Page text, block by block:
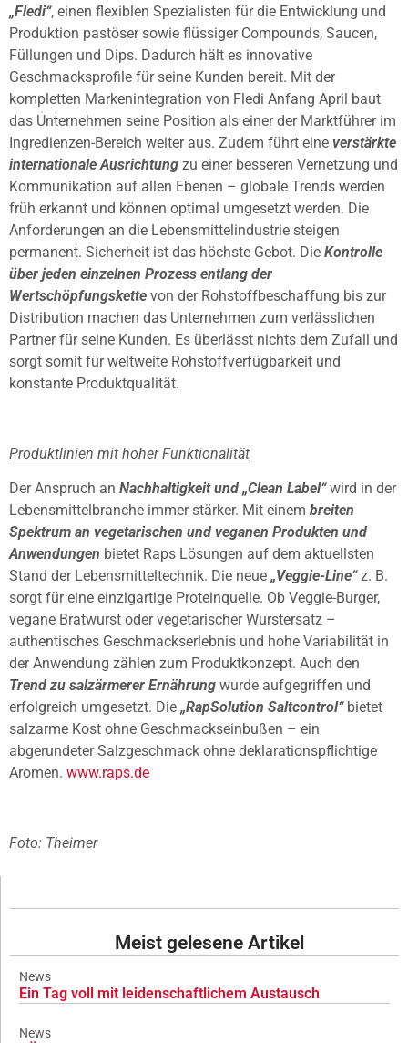
„Fledi“, einen flexiblen Spezialisten für die Entwicklung und
Produktion pastöser sowie flüssiger Compounds, Saucen,
Füllungen und Dips. Dadurch hält es innovative
Geschmacksprofile für seine Kunden bereit. Mit der
kompletten Markenintegration von Fledi Anfang April baut
das Unternehmen seine Position als einer der Marktführer im
Ingredienzen-Bereich weiter aus. Zudem führt eine verstärkte
internationale Ausrichtung zu einer besseren Vernetzung und
Kommunikation auf allen Ebenen – globale Trends werden
früh erkannt und können optimal umgesetzt werden. Die
Anforderungen an die Lebensmittelindustrie steigen
permanent. Sicherheit ist das höchste Gebot. Die Kontrolle
über jeden einzelnen Prozess entlang der
Wertschöpfungskette von der Rohstoffbeschaffung bis zur
Distribution machen das Unternehmen zum verlässlichen
Partner für seine Kunden. Es überlässt nichts dem Zufall und
sorgt somit für weltweite Rohstoffverfügbarkeit und
konstante Produktqualität.
Produktlinien mit hoher Funktionalität
Der Anspruch an Nachhaltigkeit und „Clean Label“wird in der
Lebensmittelbranche immer stärker. Mit einem breiten
Spektrum an vegetarischen und veganen Produkten und
Anwendungen bietet Raps Lösungen auf dem aktuellsten
Stand der Lebensmitteltechnik. Die neue „Veggie-Line“z. B.
sorgt für eine einzigartige Proteinquelle. Ob Veggie-Burger,
vegane Bratwurst oder vegetarischer Wurstersatz –
authentisches Geschmackserlebnis und hohe Variabilität in
der Anwendung zählen zum Produktkonzept. Auch den
Trend zu salzärmerer Ernährung wurde aufgegriffen und
erfolgreich umgesetzt. Die „RapSolution Saltcontrol“bietet
salzarme Kost ohne Geschmackseinbußen – ein
abgerundeter Salzgeschmack ohne deklarationspflichtige
Aromen. www.raps.de
Foto: Theimer
Meist gelesene Artikel
News
Ein Tag voll mit leidenschaftlichem Austausch
News